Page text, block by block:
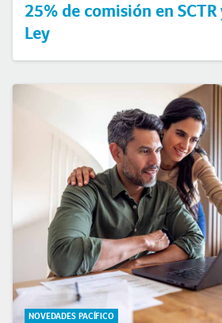
25% de comisión en
Ley
NOVEDADES PACÍFICO